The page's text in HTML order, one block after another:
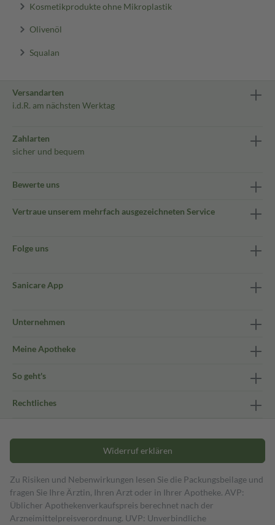
Kosmetikprodukte ohne Mikroplastik
Olivenöl
Squalan
Versandarten
i.d.R. am nächsten Werktag
Zahlarten
sicher und bequem
Bewerte uns
Vertraue unserem mehrfach ausgezeichneten Service
Folge uns
Sanicare App
Unternehmen
Meine Apotheke
So geht's
Rechtliches
Widerruf erklären
Zu Risiken und Nebenwirkungen lesen Sie die Packungsbeilage und
fragen Sie Ihre Ärztin, Ihren Arzt oder in Ihrer Apotheke. AVP:
Üblicher Apothekenverkaufspreis berechnet nach der
Arzneimittelpreisverordnung. UVP: Unverbindliche